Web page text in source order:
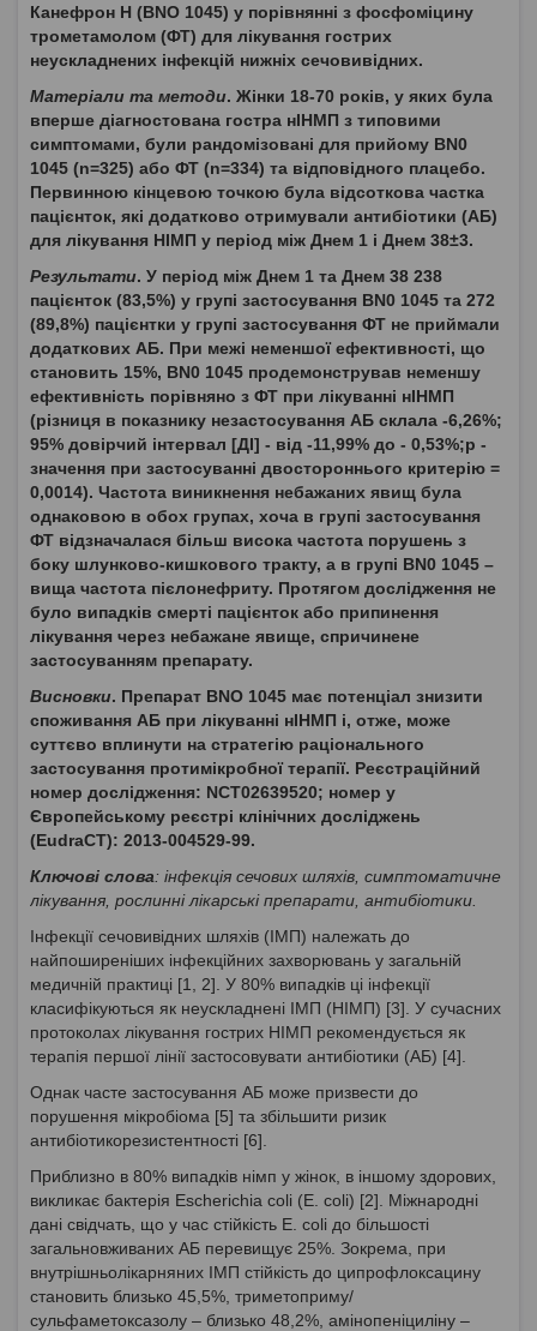
Канефрон Н (BNO 1045) у порівнянні з фосфоміцину
трометамолом (ФТ) для лікування гострих
неускладнених інфекцій нижніх сечовивідних.
Матеріали та методи. Жінки 18-70 років, у яких була
вперше діагностована гостра нІНМП з типовими
симптомами, були рандомізовані для прийому BN0
1045 (n=325) або ФТ (n=334) та відповідного плацебо.
Первинною кінцевою точкою була відсоткова частка
пацієнток, які додатково отримували антибіотики (АБ)
для лікування НІМП у період між Днем 1 і Днем 38±3.
Результати. У період між Днем 1 та Днем 38 238
пацієнток (83,5%) у групі застосування BN0 1045 та 272
(89,8%) пацієнтки у групі застосування ФТ не приймали
додаткових АБ. При межі неменшої ефективності, що
становить 15%, BN0 1045 продемонстрував неменшу
ефективність порівняно з ФТ при лікуванні нІНМП
(різниця в показнику незастосування АБ склала -6,26%;
95% довірчий інтервал [ДІ] - від -11,99% до - 0,53%;р -
значення при застосуванні двостороннього критерію =
0,0014). Частота виникнення небажаних явищ була
однаковою в обох групах, хоча в групі застосування
ФТ відзначалася більш висока частота порушень з
боку шлунково-кишкового тракту, а в групі BN0 1045 –
вища частота пієлонефриту. Протягом дослідження не
було випадків смерті пацієнток або припинення
лікування через небажане явище, спричинене
застосуванням препарату.
Висновки. Препарат BNO 1045 має потенціал знизити
споживання АБ при лікуванні нІНМП і, отже, може
суттєво вплинути на стратегію раціонального
застосування протимікробної терапії. Реєстраційний
номер дослідження: NCT02639520; номер у
Європейському реєстрі клінічних досліджень
(EudraCT): 2013-004529-99.
Ключові слова: інфекція сечових шляхів, симптоматичне
лікування, рослинні лікарські препарати, антибіотики.
Інфекції сечовивідних шляхів (ІМП) належать до
найпоширеніших інфекційних захворювань у загальній
медичній практиці [1, 2]. У 80% випадків ці інфекції
класифікуються як неускладнені ІМП (НІМП) [3]. У сучасних
протоколах лікування гострих НІМП рекомендується як
терапія першої лінії застосовувати антибіотики (АБ) [4].
Однак часте застосування АБ може призвести до
порушення мікробіома [5] та збільшити ризик
антибіотикорезистентності [6].
Приблизно в 80% випадків німп у жінок, в іншому здорових,
викликає бактерія Escherichia coli (Е. coli) [2]. Міжнародні
дані свідчать, що у час стійкість Е. coli до більшості
загальновживаних АБ перевищує 25%. Зокрема, при
внутрішньолікарняних ІМП стійкість до ципрофлоксацину
становить близько 45,5%, триметоприму/
сульфаметоксазолу – близько 48,2%, амінопеніциліну –